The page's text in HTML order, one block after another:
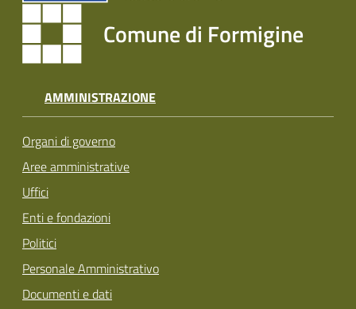
Comune di Formigine
AMMINISTRAZIONE
Organi di governo
Aree amministrative
Uffici
Enti e fondazioni
Politici
Personale Amministrativo
Documenti e dati